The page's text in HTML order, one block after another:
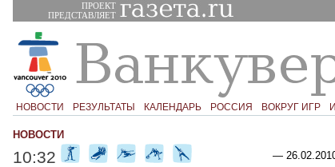
ПРОЕКТ
ПРЕДСТАВЛЯЕТ
НОВОСТИ РЕЗУЛЬТАТЫ КАЛЕНДАРЬ РОССИЯ ВОКРУГ ИГР
—
НОВОСТИ
10:32